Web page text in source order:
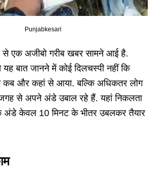
Punjabkesari
एक अजीबो गरीब खबर सामने आई है.
यह बात जानने में कोई दिलचस्पी नहीं कि
कब और कहां से आया. बल्कि अधिकतर लोग
जगह से अपने अंडे उबाल रहे हैं. यहां निकलता
अंडे केवल 10 मिनट के भीतर उबलकर तैयार